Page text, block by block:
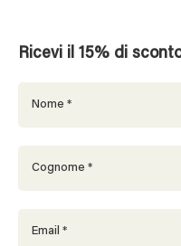
Ricevi il 15% di